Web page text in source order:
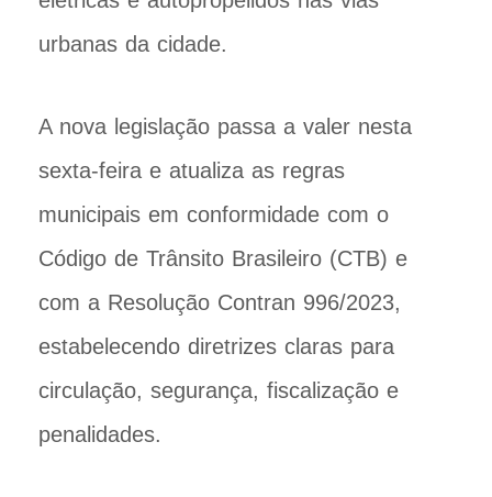
urbanas da cidade.
A nova legislação passa a valer nesta
sexta-feira e atualiza as regras
municipais em conformidade com o
Código de Trânsito Brasileiro (CTB) e
com a Resolução Contran 996/2023,
estabelecendo diretrizes claras para
circulação, segurança, fiscalização e
penalidades.